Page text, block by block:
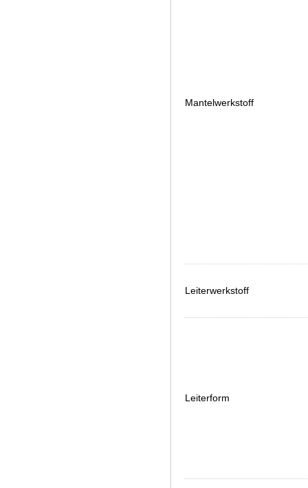
Mantelwerkstoff
Leiterwerkstoff
Leiterform